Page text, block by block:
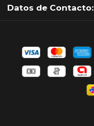
Datos de Contacto: